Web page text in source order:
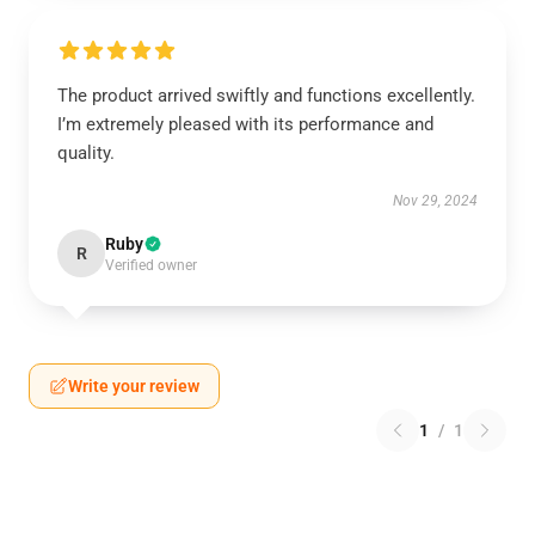
The product arrived swiftly and functions excellently.
I’m extremely pleased with its performance and
quality.
Nov 29, 2024
R Ruby
Verified owner
Write your review
1 / 1